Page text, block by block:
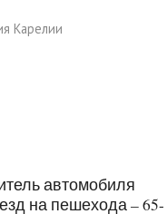
Карелии
автомобиля
на пешехода – 65-